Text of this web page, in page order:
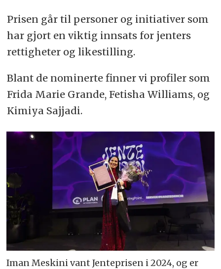
Prisen går til personer og initiativer som
har gjort en viktig innsats for jenters
rettigheter og likestilling.
Blant de nominerte finner vi profiler som
Frida Marie Grande, Fetisha Williams, og
Kimiya Sajjadi.
Iman Meskini vant Jenteprisen i 2024, og er